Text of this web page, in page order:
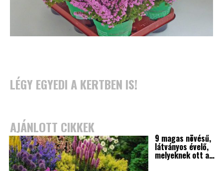
LÉGY EGYEDI A KERTBEN IS!
AJÁNLOTT CIKKEK
9 magas növésű,
látványos évelő,
melyeknek ott a…